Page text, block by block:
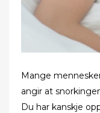
Mange
angir at
Du har kanskje